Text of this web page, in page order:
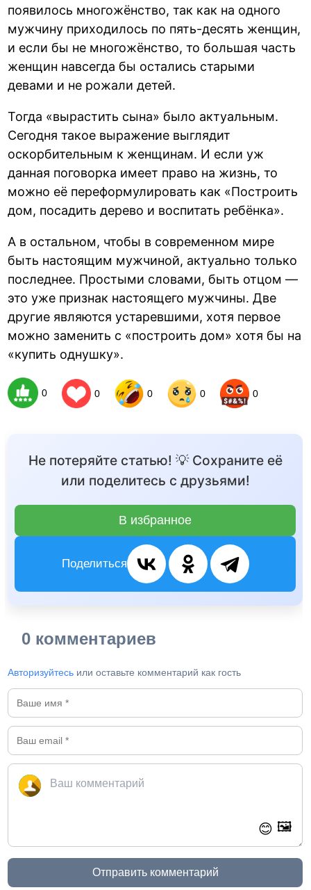
появилось многожёнство, так как на одного
мужчину приходилось по пять-десять женщин,
и если бы не многожёнство, то большая часть
женщин навсегда бы остались старыми
девами и не рожали детей.
Тогда «вырастить сына» было актуальным.
Сегодня такое выражение выглядит
оскорбительным к женщинам. И если уж
данная поговорка имеет право на жизнь, то
можно её переформулировать как «Построить
дом, посадить дерево и воспитать ребёнка».
А в остальном, чтобы в современном мире
быть настоящим мужчиной, актуально только
последнее. Простыми словами, быть отцом —
это уже признак настоящего мужчины. Две
другие являются устаревшими, хотя первое
можно заменить с «построить дом» хотя бы на
«купить однушку».
0 0 0 0 0
Не потеряйте статью! 💡 Сохраните её
или поделитесь с друзьями!
В избранное
Поделиться
0 комментариев
Авторизуйтесь или оставьте комментарий как гость
😊 🖼️
Отправить комментарий